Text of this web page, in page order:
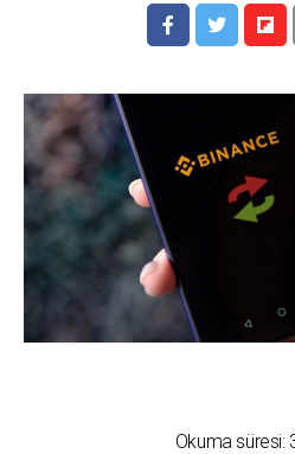
Okuma süresi: